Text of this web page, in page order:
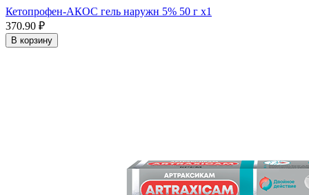
Кетопрофен-АКОС гель наружн 5% 50 г x1
370.90 ₽
В корзину